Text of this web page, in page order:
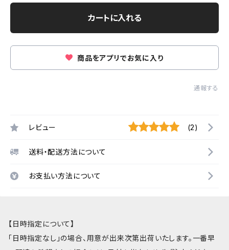
カートに入れる
商品をアプリでお気に入り
通報する
レビュー (2)
送料・配送方法について
お支払い方法について
【日時指定について】
「日時指定なし」の場合、用意が出来次第出荷いたします。一番早